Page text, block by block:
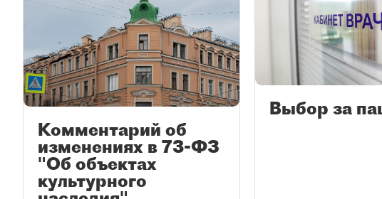
Комментарий об
изменениях в 73-ФЗ
"Об объектах
культурного
Выбор за